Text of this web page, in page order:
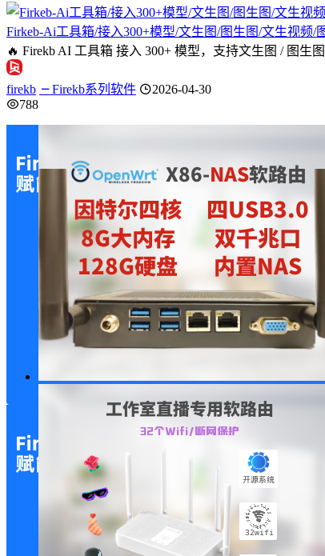
Firkeb-Ai工具箱/接入300+模型/文生图/图生图/文生视频/
🔥 Firekb AI 工具箱 接入 300+ 模型，支持文生图 / 图
firekb Firekb系列软件
2026-04-30
788